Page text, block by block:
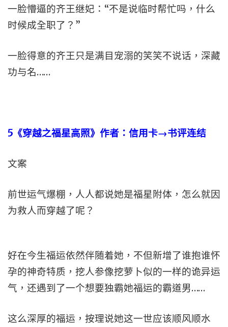
一脸懵逼的齐王继妃：“不是说临时帮忙吗，什么
时候成全职了？”
一脸得意的齐王只是满目宠溺的笑笑不说话，深藏
功与名……
5 《穿越之福星高照》作者：信用卡→书评连结
文案
前世运气爆棚，人人都说她是福星附体，怎么就因
为救人而穿越了呢？
好在今生福运依然伴随着她，不但新增了谁抱谁怀
孕的神奇特质，挖人参像挖萝卜似的一样的诡异运
气，还遇到了一个想要独霸她福运的霸道男……
这么深厚的福运，按理说她这一世应该顺风顺水